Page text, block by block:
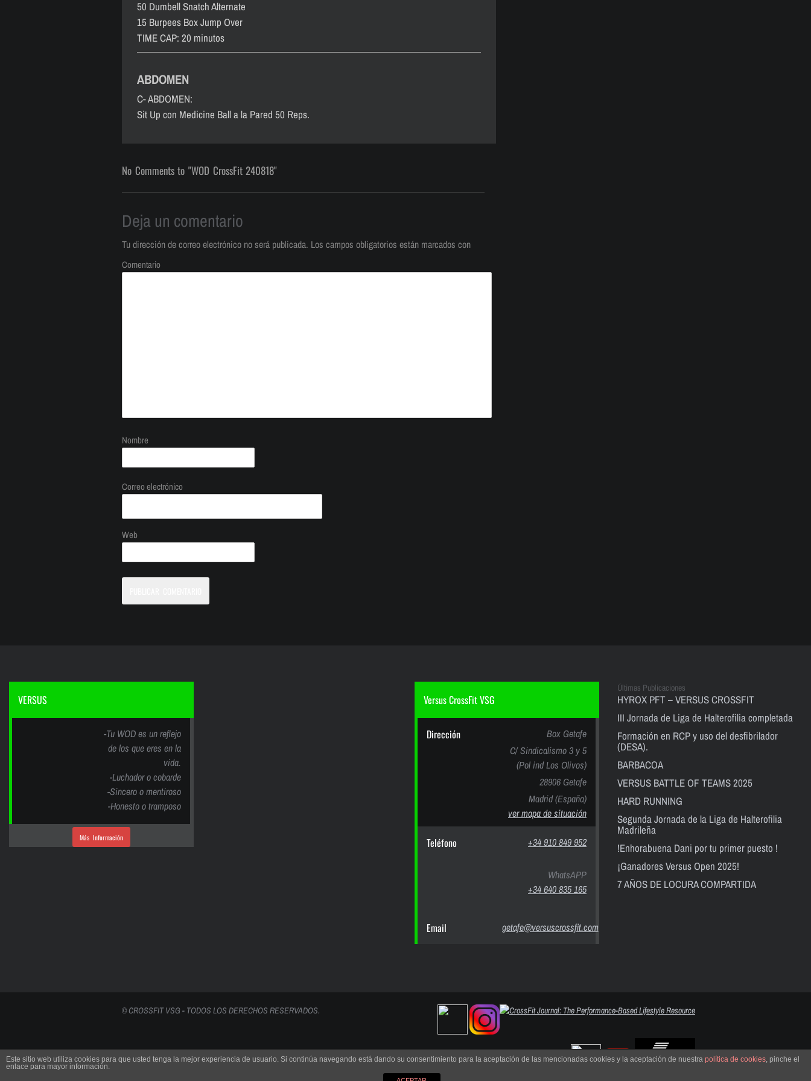
50 Dumbell Snatch Alternate
15 Burpees Box Jump Over
TIME CAP: 20 minutos
ABDOMEN
C- ABDOMEN:
Sit Up con Medicine Ball a la Pared 50 Reps.
No Comments to "WOD CrossFit 240818"
Deja un comentario
Tu dirección de correo electrónico no será publicada. Los campos obligatorios están marcados con
Comentario
Nombre
Correo electrónico
Web
VERSUS
-Tu WOD es un reflejo
de los que eres en la
vida.
-Luchador o cobarde
-Sincero o mentiroso
-Honesto o tramposo
Más Información
Versus CrossFit VSG
Dirección
Box Getafe
C/ Sindicalismo 3 y 5
(Pol ind Los Olivos)
28906 Getafe
Madrid (España)
ver mapa de situación
Teléfono +34 910 849 952
WhatsAPP
+34 640 835 165
Email getafe@versuscrossfit.com
Últimas Publicaciones
HYROX PFT – VERSUS CROSSFIT
III Jornada de Liga de Halterofilia completada
Formación en RCP y uso del desfibrilador
(DESA).
BARBACOA
VERSUS BATTLE OF TEAMS 2025
HARD RUNNING
Segunda Jornada de la Liga de Halterofilia
Madrileña
!Enhorabuena Dani por tu primer puesto !
¡Ganadores Versus Open 2025!
7 AÑOS DE LOCURA COMPARTIDA
© CROSSFIT VSG - TODOS LOS DERECHOS RESERVADOS.
Este sitio web utiliza cookies para que usted tenga la mejor experiencia de usuario. Si continúa navegando está dando su consentimiento para la aceptación de las mencionadas cookies y la aceptación de nuestra política de cookies, pinche el
enlace para mayor información.